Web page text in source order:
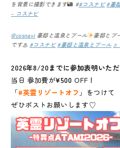
を背景に撮影できます
##コスナビ #豪
– コスナビ
@cosnavi豪邸と温泉とプール
豪邸とプ
です♨ #コスナビ #豪邸と温泉とプール ♬
2026年8/20までに参加表明いた
当日 参加費が¥500 OFF！
「#英霊リゾートオフ 」をつけて
ぜひポストお願いします♡